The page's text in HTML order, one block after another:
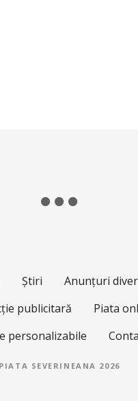
Știri
Anunțuri
publicitară
Piata
personalizabile
PIATA SEVERINEANA 2026